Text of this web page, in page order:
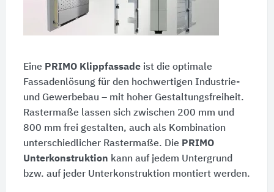
Eine PRIMO Klippfassadeist die optimale
Fassadenlösung für den hochwertigen Industrie-
und Gewerbebau – mit hoher Gestaltungsfreiheit.
Rastermaße lassen sich zwischen 200 mm und
800 mm frei gestalten, auch als Kombination
unterschiedlicher Rastermaße. Die PRIMO
Unterkonstruktion kann auf jedem Untergrund
bzw. auf jeder Unterkonstruktion montiert werden.